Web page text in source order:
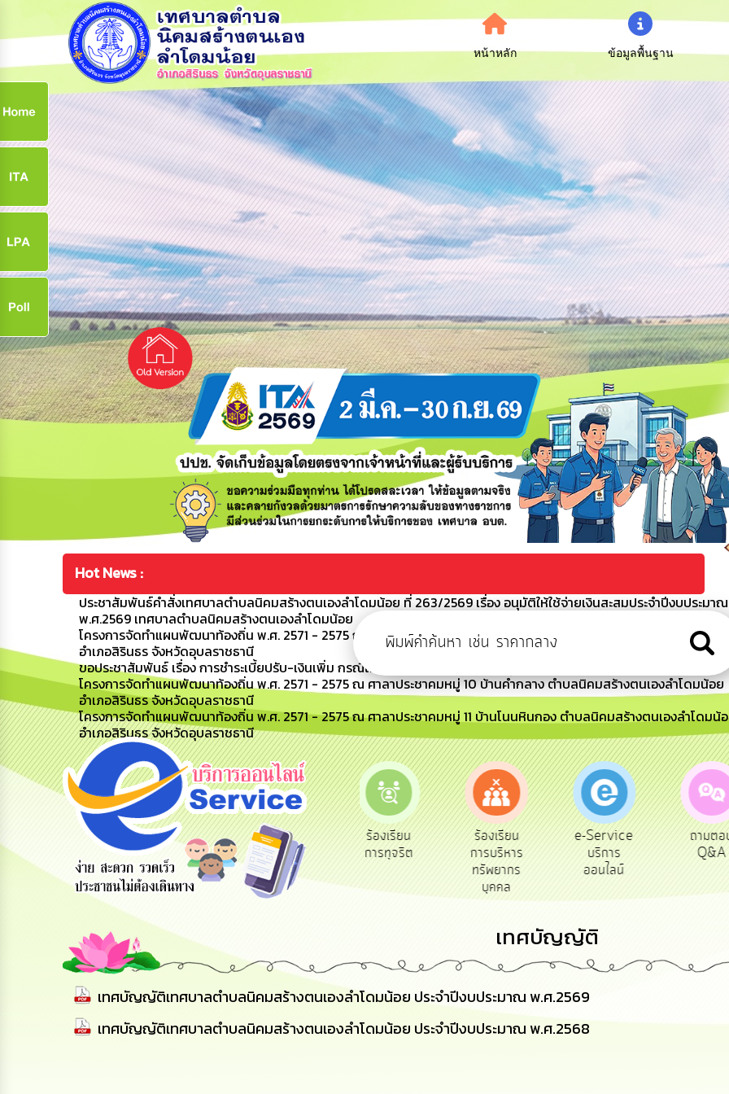
หน้าหลัก ข้อมูลพื้นฐาน
Hot News :
ประชาสัมพันธ์คำสั่งเทศบาลตำบลนิคมสร้างตนเองลำโดมน้อย ที่ 263/2569 เรื่อง อนุมัติให้ใช้จ่ายเงินสะสมประจำปีงบประมาณ
พ.ศ.2569 เทศบาลตำบลนิคมสร้างตนเองลำโดมน้อย
โครงการจัดทำแผนพัฒนาท้องถิ่น พ.ศ. 2571 - 2575 ณ ศาลาประชาคมหมู่ 12 บ้านโนนสูง ตำบลนิคมสร้างตนเองลำโดมน้อย
อำเภอสิรินธร จังหวัดอุบลราชธานี
ขอประชาสัมพันธ์ เรื่อง การชำระเบี้ยปรับ-เงินเพิ่ม กรณีไม่ได้ชำระภาษีที่ดินและสิ่งปลูกสร้างภายในเวลาที่กำหนด
โครงการจัดทำแผนพัฒนาท้องถิ่น พ.ศ. 2571 - 2575 ณ ศาลาประชาคมหมู่ 10 บ้านคำกลาง ตำบลนิคมสร้างตนเองลำโดมน้อย
อำเภอสิรินธร จังหวัดอุบลราชธานี
โครงการจัดทำแผนพัฒนาท้องถิ่น พ.ศ. 2571 - 2575 ณ ศาลาประชาคมหมู่ 11 บ้านโนนหินกอง ตำบลนิคมสร้างตนเองลำโดมน้
อำเภอสิรินธร จังหวัดอุบลราชธานี
รับฟังความ
ประชาชน
ร้องเรียน
ร้องทุกข์
ร้องเรียน
การทุจริต
ร้องเรียน
การบริหาร
บุคคล
e-Service
บริการ
ออนไลน์
ถามตอบ
Q&A
สำรว
พึงพ
เทศบัญญัติ
เทศบัญญัติเทศบาลตำบลนิคมสร้างตนเองลำโดมน้อย ประจำปีงบประมาณ พ.ศ.2569
เทศบัญญัติเทศบาลตำบลนิคมสร้างตนเองลำโดมน้อย ประจำปีงบประมาณ พ.ศ.2568